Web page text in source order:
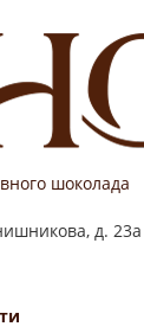
шоколада
д. 23а